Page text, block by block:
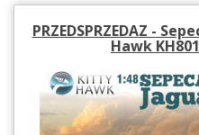
PRZEDSPRZEDAZ -
Hawk